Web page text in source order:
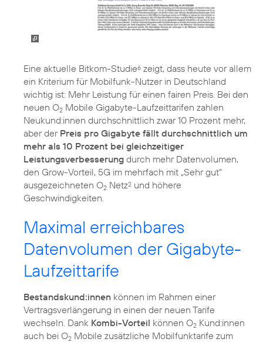
Eine aktuelle Bitkom-Studie6 zeigt, dass heute vor allem
ein Kriterium für Mobilfunk-Nutzer in Deutschland
wichtig ist: Mehr Leistung für einen fairen Preis. Bei den
neuen O2 Mobile Gigabyte-Laufzeittarifen zahlen
Neukund:innen durchschnittlich zwar 10 Prozent mehr,
aber der Preis pro Gigabyte fällt durchschnittlich um
mehr als 10 Prozent bei gleichzeitiger
Leistungsverbesserung durch mehr Datenvolumen,
den Grow-Vorteil, 5G im mehrfach mit „Sehr gut“
ausgezeichneten O2 Netz2 und höhere
Geschwindigkeiten.
Maximal erreichbares
Datenvolumen der Gigabyte-
Laufzeittarife
Bestandskund:innen können im Rahmen einer
Vertragsverlängerung in einen der neuen Tarife
wechseln. Dank Kombi-Vorteil können O2 Kund:innen
auch bei O2 Mobile zusätzliche Mobilfunktarife zum